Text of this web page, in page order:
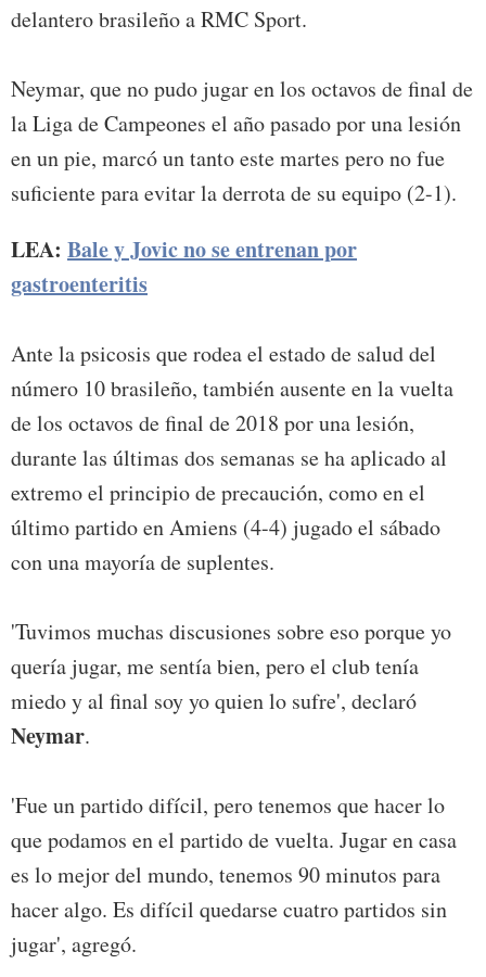
delantero brasileño a RMC Sport.
Neymar, que no pudo jugar en los octavos de final de
la Liga de Campeones el año pasado por una lesión
en un pie, marcó un tanto este martes pero no fue
suficiente para evitar la derrota de su equipo (2-1).
LEA: Bale y Jovic no se entrenan por
gastroenteritis
Ante la psicosis que rodea el estado de salud del
número 10 brasileño, también ausente en la vuelta
de los octavos de final de 2018 por una lesión,
durante las últimas dos semanas se ha aplicado al
extremo el principio de precaución, como en el
último partido en Amiens (4-4) jugado el sábado
con una mayoría de suplentes.
'Tuvimos muchas discusiones sobre eso porque yo
quería jugar, me sentía bien, pero el club tenía
miedo y al final soy yo quien lo sufre', declaró
Neymar.
'Fue un partido difícil, pero tenemos que hacer lo
que podamos en el partido de vuelta. Jugar en casa
es lo mejor del mundo, tenemos 90 minutos para
hacer algo. Es difícil quedarse cuatro partidos sin
jugar', agregó.